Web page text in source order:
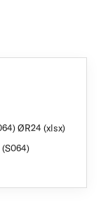
ØR24 (xlsx)